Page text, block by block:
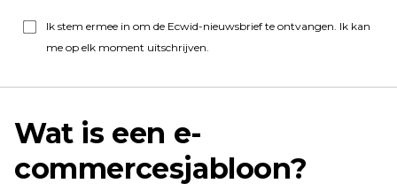
Ik stem ermee in om de Ecwid-nieuwsbrief te ontvangen. Ik kan
me op elk moment uitschrijven.
Wat is een e-
commercesjabloon?